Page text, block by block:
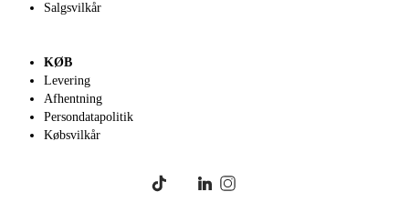
Salgsvilkår
KØB
Levering
Afhentning
Persondatapolitik
Købsvilkår